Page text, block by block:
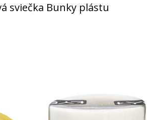
sviečka Bunky plástu